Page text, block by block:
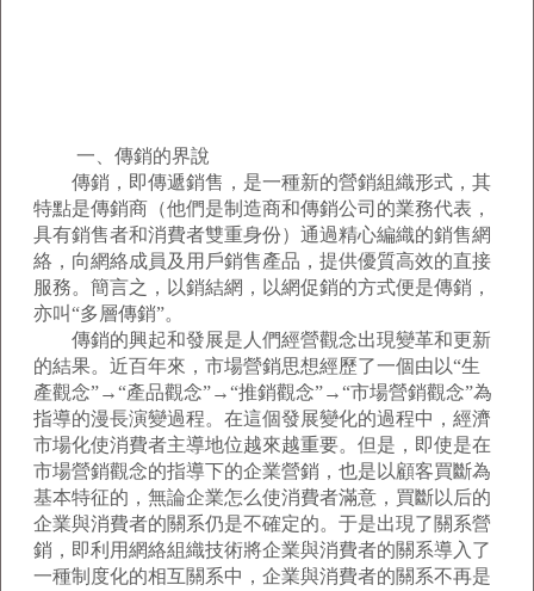
一、傳銷的界說
傳銷，即傳遞銷售，是一種新的營銷組織形式，其
特點是傳銷商（他們是制造商和傳銷公司的業務代表，
具有銷售者和消費者雙重身份）通過精心編織的銷售網
絡，向網絡成員及用戶銷售產品，提供優質高效的直接
服務。簡言之，以銷結網，以網促銷的方式便是傳銷，
亦叫“多層傳銷”。
傳銷的興起和發展是人們經營觀念出現變革和更新
的結果。近百年來，市場營銷思想經歷了一個由以“生
產觀念”→“產品觀念”→“推銷觀念”→“市場營銷觀念”為
指導的漫長演變過程。在這個發展變化的過程中，經濟
市場化使消費者主導地位越來越重要。但是，即使是在
市場營銷觀念的指導下的企業營銷，也是以顧客買斷為
基本特征的，無論企業怎么使消費者滿意，買斷以后的
企業與消費者的關系仍是不確定的。于是出現了關系營
銷，即利用網絡組織技術將企業與消費者的關系導入了
一種制度化的相互關系中，企業與消費者的關系不再是